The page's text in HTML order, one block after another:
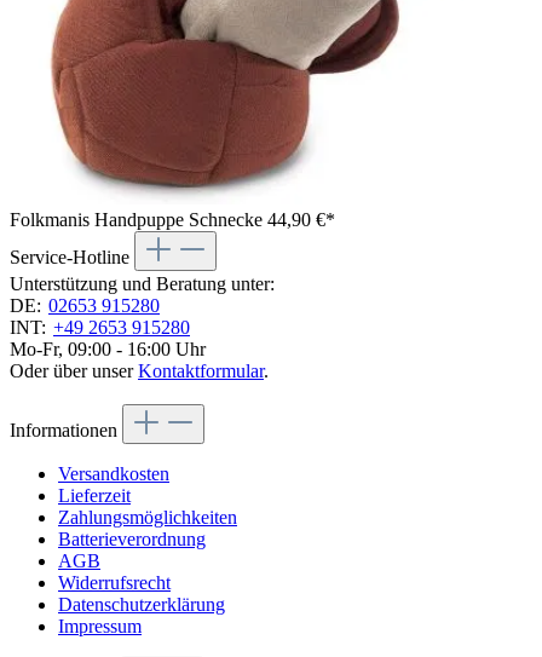
Folkmanis Handpuppe Schnecke 44,90 €*
Service-Hotline
Unterstützung und Beratung unter:
DE: 02653 915280
INT: +49 2653 915280
Mo-Fr, 09:00 - 16:00 Uhr
Oder über unserKontaktformular.
Informationen
Versandkosten
Lieferzeit
Zahlungsmöglichkeiten
Batterieverordnung
AGB
Widerrufsrecht
Datenschutzerklärung
Impressum